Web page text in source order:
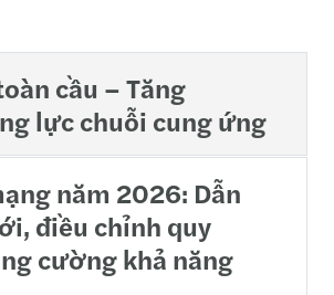
cầu – Tăng
lực chuỗi cung ứng
năm 2026: Dẫn
điều chỉnh quy
cường khả năng